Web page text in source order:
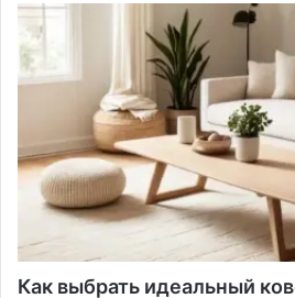
Как выбрать идеальный